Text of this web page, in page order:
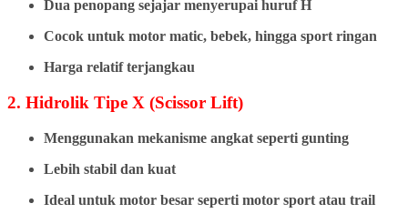
Dua penopang sejajar menyerupai huruf H
Cocok untuk motor matic, bebek, hingga sport ringan
Harga relatif terjangkau
2. Hidrolik Tipe X (Scissor Lift)
Menggunakan mekanisme angkat seperti gunting
Lebih stabil dan kuat
Ideal untuk motor besar seperti motor sport atau trail